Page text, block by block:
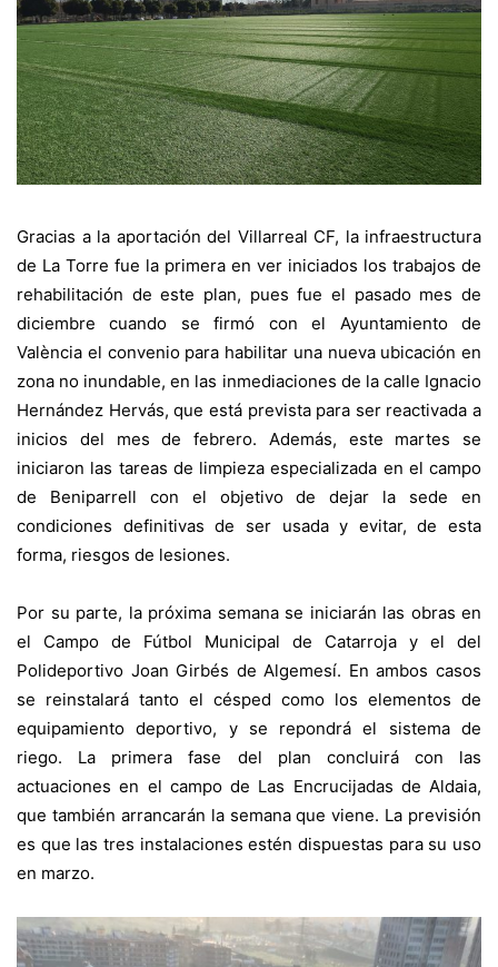
Gracias a la aportación del Villarreal CF, la infraestructura
de La Torre fue la primera en ver iniciados los trabajos de
rehabilitación de este plan, pues fue el pasado mes de
diciembre cuando se firmó con el Ayuntamiento de
València el convenio para habilitar una nueva ubicación en
zona no inundable, en las inmediaciones de la calle Ignacio
Hernández Hervás, que está prevista para ser reactivada a
inicios del mes de febrero. Además, este martes se
iniciaron las tareas de limpieza especializada en el campo
de Beniparrell con el objetivo de dejar la sede en
condiciones definitivas de ser usada y evitar, de esta
forma, riesgos de lesiones.
Por su parte, la próxima semana se iniciarán las obras en
el Campo de Fútbol Municipal de Catarroja y el del
Polideportivo Joan Girbés de Algemesí. En ambos casos
se reinstalará tanto el césped como los elementos de
equipamiento deportivo, y se repondrá el sistema de
riego. La primera fase del plan concluirá con las
actuaciones en el campo de Las Encrucijadas de Aldaia,
que también arrancarán la semana que viene. La previsión
es que las tres instalaciones estén dispuestas para su uso
en marzo.